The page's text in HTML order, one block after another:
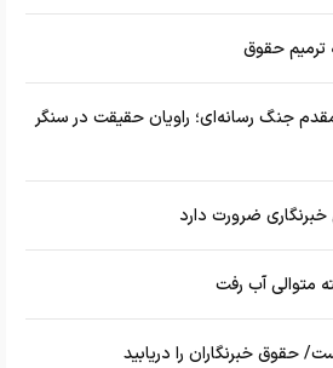
ترمیم حقوق
جنگ رسانه‌ای؛ راویان حقیقت در سنگر
ضرورت دارد
حقوق خبرنگاران را دریابید